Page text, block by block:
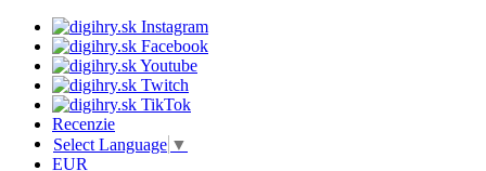
Recenzie
Select Language ▼
EUR